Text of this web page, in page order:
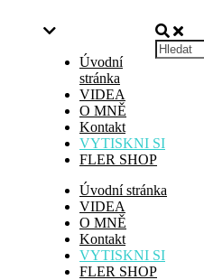
Úvodní
stránka
VIDEA
O MNĚ
Kontakt
VYTISKNI SI
FLER SHOP
Úvodní stránka
VIDEA
O MNĚ
Kontakt
VYTISKNI SI
FLER SHOP